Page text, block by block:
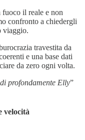
il reale e non
confronto a chiedergli
viaggio.
travestita da
e una base dati
da zero ogni volta.
profondamente Elly”
velocità